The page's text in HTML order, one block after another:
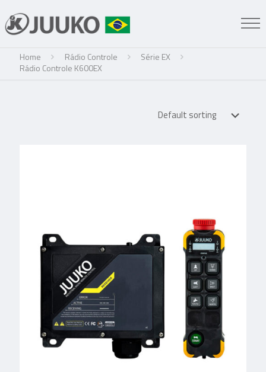
Home Rádio Controle
Série EX
Rádio Controle K600EX